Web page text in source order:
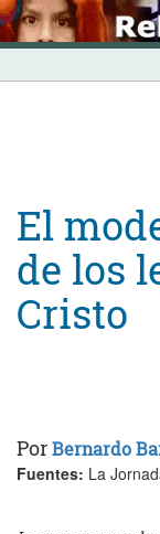
Skip
to
content
INICIO
El
de los
Cristo
PorBernardo
Fuentes: La